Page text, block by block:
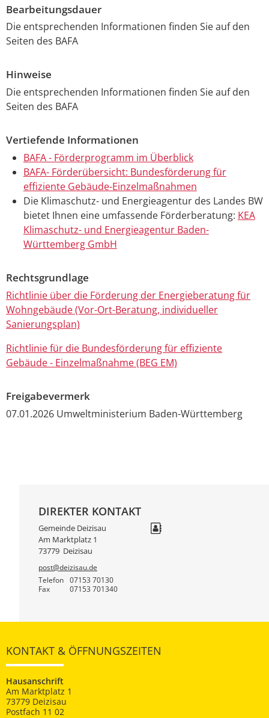
Bearbeitungsdauer
Die entsprechenden Informationen finden Sie auf den
Seiten des BAFA
Hinweise
Die entsprechenden Informationen finden Sie auf den
Seiten des BAFA
Vertiefende Informationen
BAFA - Förderprogramm im Überblick
BAFA- Förderübersicht: Bundesförderung für
effiziente Gebäude-Einzelmaßnahmen
Die Klimaschutz- und Energieagentur des Landes BW
bietet Ihnen eine umfassende Förderberatung: KEA
Klimaschutz- und Energieagentur Baden-
Württemberg GmbH
Rechtsgrundlage
Richtlinie über die Förderung der Energieberatung für
Wohngebäude (Vor-Ort-Beratung, individueller
Sanierungsplan)
Richtlinie für die Bundesförderung für effiziente
Gebäude - Einzelmaßnahme (BEG EM)
Freigabevermerk
07.01.2026 Umweltministerium Baden-Württemberg
DIREKTER KONTAKT
Gemeinde Deizisau
Am Marktplatz 1
73779 Deizisau
post@deizisau.de
Telefon
07153 70130
Fax 07153 701340
KONTAKT & ÖFFNUNGSZEITEN
Hausanschrift
Am Marktplatz 1
73779 Deizisau
Postfach 11 02